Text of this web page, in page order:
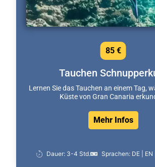
Tauchen
Lernen Sie das Tauchen an einem Tag,
Küste von Gran Canaria
Mehr Infos
85 €
Dauer: 3-4 Std. Sprachen: DE | EN